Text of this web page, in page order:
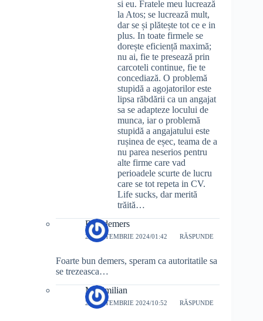
si eu. Fratele meu lucrează
la Atos; se lucrează mult,
dar se și plătește tot ce e in
plus. In toate firmele se
dorește eficiență maximă;
nu ai, fie te presează prin
carcoteli continue, fie te
concediază. O problemă
stupidă a agojatorilor este
lipsa răbdării ca un angajat
sa se adapteze locului de
munca, iar o problemă
stupidă a angajatului este
rușinea de eșec, teama de a
nu parea neserios pentru
alte firme care vad
perioadele scurte de lucru
care se tot repeta in CV.
Life sucks, dar merită
trăită…
Bun demers
29 SEPTEMBRIE 2024/01:42 RĂSPUNDE
Foarte bun demers, speram ca autoritatile sa
se trezeasca…
Maximilian
29 SEPTEMBRIE 2024/10:52 RĂSPUNDE